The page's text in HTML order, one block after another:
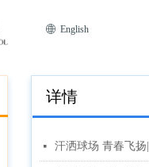
ꄓ English
详情
넷 汗洒球场 青春飞扬